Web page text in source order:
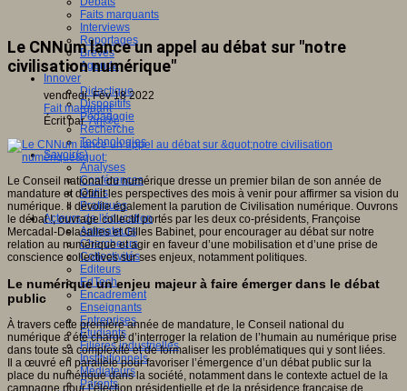
Faits marquants
Interviews
Reportages
Brèves
Agenda
Innover
Didactique
Dispositifs
Pédagogie
Recherche
Technologies
Savoir(s)
Analyses
Conférences
Outils
Pratiques
Acteurs de l'éducation
Animateurs
Chercheurs
Collectivités
Editeurs
EdTech
Encadrement
Enseignants
Entreprises
Etudiants
Filières industrielles
Institutionnels
Médiateurs
Parents
Le CNNum lance un appel au débat sur "notre
civilisation numérique"
vendredi, Fév 18 2022
Fait marquant
Écrit parAn@é
Le Conseil national du numérique dresse un premier bilan de son année de
mandature et définit les perspectives des mois à venir pour affirmer sa vision du
numérique. Il dévoile également la parution de Civilisation numérique. Ouvrons
le débat !, ouvrage collectif portés par les deux co-présidents, Françoise
Mercadal-Delasalles et Gilles Babinet, pour encourager au débat sur notre
relation au numérique et agir en faveur d’une mobilisation et d’une prise de
conscience collectives sur ses enjeux, notamment politiques.
Le numérique un enjeu majeur à faire émerger dans le débat
public
À travers cette première année de mandature, le Conseil national du
numérique a été chargé d’interroger la relation de l’humain au numérique prise
dans toute sa complexité et de formaliser les problématiques qui y sont liées.
Il a œuvré en parallèle pour favoriser l’émergence d’un débat public sur la
place du numérique dans la société, notamment dans le contexte actuel de la
campagne pour l’élection présidentielle et de la présidence française de